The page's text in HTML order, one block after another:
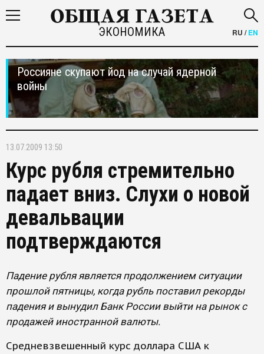
ЭКОНОМИКА RU /EN
Россияне скупают йод на случай ядерной
войны
13.07.2009 13:50
Курс рубля стремительно
падает вниз. Слухи о новой
девальвации
подтверждаются
Падение рубля является продолжением ситуации
прошлой пятницы, когда рубль поставил рекорды
падения и вынудил Банк России выйти на рынок с
продажей иностранной валюты.
Средневзвешенный курс доллара США к